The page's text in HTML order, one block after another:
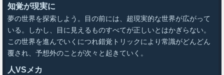
知覚が現実に
夢の世界を探索しよう。目の前には、超現実的な世界が広がって
いる。しかし、目に見えるものすべてが正しいとはかぎらない。
この世界を進んでいくにつれ錯覚トリックにより常識がどんどん
覆され、予想外のことが次々と起きていく。
人VSメカ